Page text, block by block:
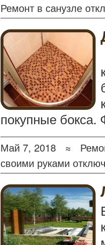
Ремонт в санузле
покупные бокса.
Май 7, 2018 ≈
своими руками